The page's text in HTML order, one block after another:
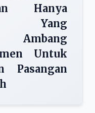
Hanya
Yang
Ambang
Untuk
Pasangan